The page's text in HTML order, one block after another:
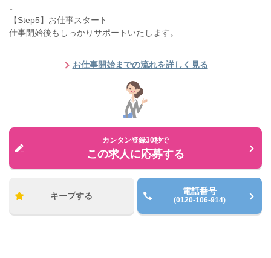
↓
【Step5】お仕事スタート
仕事開始後もしっかりサポートいたします。
お仕事開始までの流れを詳しく見る
カンタン登録30秒で
この求人に応募する
キープする 電話番号
(0120-106-914)